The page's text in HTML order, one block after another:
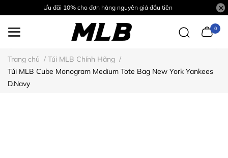
Ưu đãi 10% cho đơn hàng nguyên giá đầu tiên
0
Trang chủ / Túi MLB Chính Hãng /
Túi MLB Cube Monogram Medium Tote Bag New York Yankees
D.Navy